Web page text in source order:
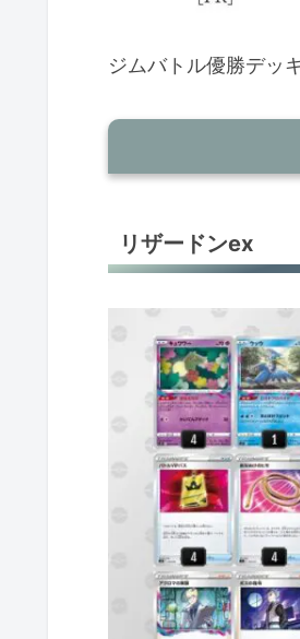
ジムバトル優勝デッ
リザードンex
リザードンex
リザードンex
リザードンex
リザードンex
リザードンex
リザードンex
バンギラスex
リザードンex